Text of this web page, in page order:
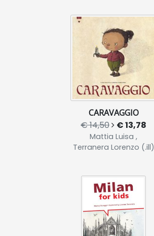
CARAVAGGIO
€ 14,50 € 13,78
Mattia Luisa ,
Terranera Lorenzo (.ill)